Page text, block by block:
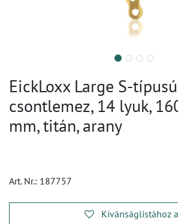
EickLoxx Large S-típusú
csontlemez, 14 lyuk,
mm, titán, arany
Art. Nr.: 187757
Kívánságlistához